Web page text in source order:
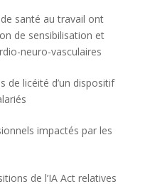
santé au travail ont
de sensibilisation et
neuro-vasculaires
de licéité d’un dispositif
impactés par les
de l’IA Act relatives